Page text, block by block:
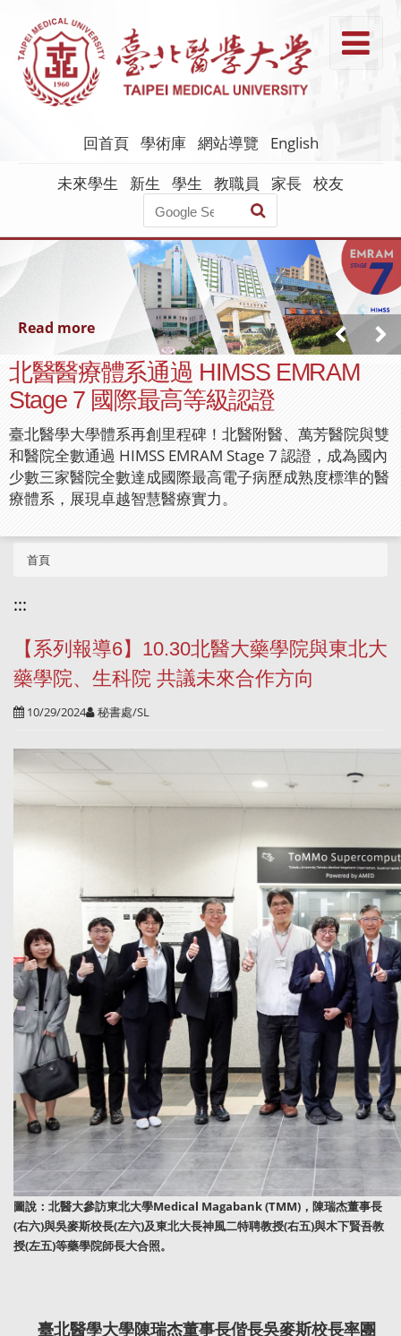
主
要
回首頁 學術庫 網站導覽
English
未來學生
新生 學生 教職員 家長 校友
北醫醫療體系通過 HIMSS EMRAM
Stage 7 國際最高等級認證
臺北醫學大學體系再創里程碑！北醫附醫、萬芳醫院與雙
和醫院全數通過 HIMSS EMRAM Stage 7 認證，成為國內
少數三家醫院全數達成國際最高電子病歷成熟度標準的醫
療體系，展現卓越智慧醫療實力。
Read more
首頁
:::
【系列報導6】10.30北醫大藥學院與東北大
藥學院、生科院 共議未來合作方向
10/29/2024 秘書處/SL
圖說：北醫大參訪東北大學Medical Magabank (TMM)，陳瑞杰董事長
(右六)與吳麥斯校長(左六)及東北大長神風二特聘教授(右五)與木下賢吾教
授(左五)等藥學院師長大合照。
臺北醫學大學陳瑞杰董事長偕長吳麥斯校長率團